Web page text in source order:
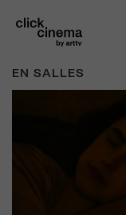
EN SALLES